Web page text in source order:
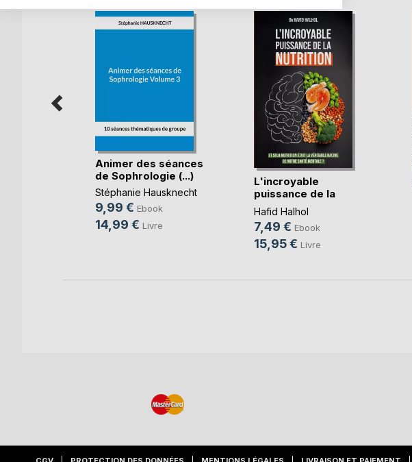
Animer des séances
de Sophrologie (...)
Stéphanie Hausknecht
9,99 € Ebook
14,99 € Livre
L'incroyable
puissance de la
nutrition
Hafid Halhol
7,49 € Ebook
15,95 € Livre